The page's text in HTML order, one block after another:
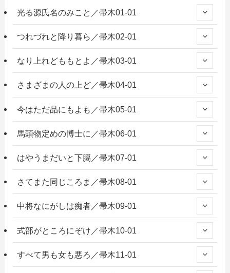
光る源氏名のみこと／帚木01-01
つれづれと降り暮ら／帚木02-01
なり上れどももとよ／帚木03-01
さまざまの人の上ど／帚木04-01
今はただ品にもよも／帚木05-01
馬頭物定めの博士に／帚木06-01
はやうまだいと下臈／帚木07-01
さてまた同じころま／帚木08-01
中将なにがしは痴者／帚木09-01
式部がところにぞけ／帚木10-01
すべて男も女も悪ろ／帚木11-01